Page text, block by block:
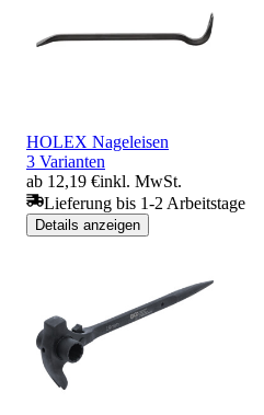
HOLEX Nageleisen
3 Varianten
ab 12,19 €inkl. MwSt.
Lieferung bis 1-2 Arbeitstage
Details anzeigen